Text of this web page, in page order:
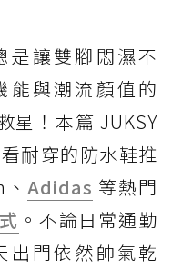
是讓雙腳悶濕不
能與潮流顏值的
星！本篇 JUKSY
耐穿的防水鞋推
、Adidas 等熱門
。不論日常通勤
出門依然帥氣乾